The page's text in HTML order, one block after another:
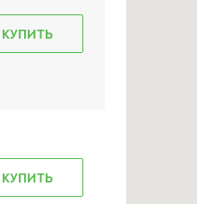
КУПИТЬ
КУПИТЬ